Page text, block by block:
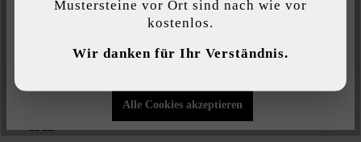
platin-schattiert
Oberflächenstruktur:
Individuelle Einstellungen
Alle Cookies akzeptieren
Mustersteine vor Ort sind nach wie vor
kostenlos.
Wir danken für Ihr Verständnis.